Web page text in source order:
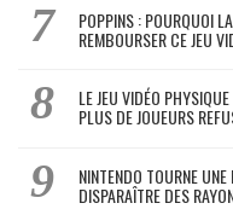
POPPINS : POURQUOI
REMBOURSER CE JEU
LE JEU VIDÉO
PLUS DE JOUEURS
NINTENDO TOURNE
DISPARAÎTRE DES